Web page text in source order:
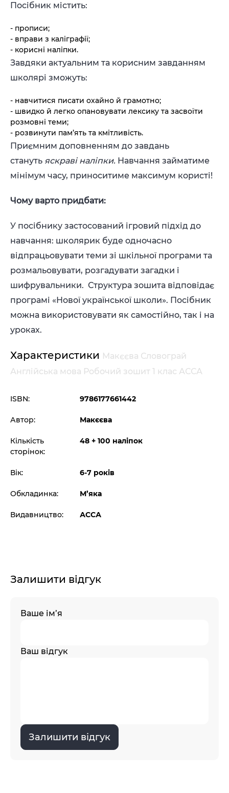
Посібник містить:
- прописи;
- вправи з каліграфії;
- корисні наліпки.
Завдяки актуальним та корисним завданням
школярі зможуть:
- навчитися писати охайно й грамотно;
- швидко й легко опановувати лексику та засвоїти
розмовні теми;
- розвинути пам’ять та кмітливість.
Приємним доповненням до завдань
стануть яскраві наліпки. Навчання займатиме
мінімум часу, приноситиме максимум користі!
Чому варто придбати:
У посібнику застосований ігровий підхід до
навчання: школярик буде одночасно
відпрацьовувати теми зі шкільної програми та
розмальовувати, розгадувати загадки і
шифрувальники. Структура зошита відповідає
програмі «Нової української школи». Посібник
можна використовувати як самостійно, так і на
уроках.
Характеристики Макєєва Словограй
Англійська мова Робочий зошит 1 клас АССА
ISBN: 9786177661442
Автор: Макєєва
Кількість
сторінок:
48 + 100 наліпок
Вік: 6-7 років
Обкладинка: М’яка
Видавництво: АССА
Залишити відгук
Ваше ім’я
Ваш відгук
Залишити відгук